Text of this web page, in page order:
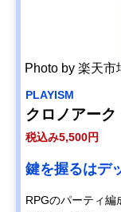
Photo by 楽天市
PLAYISM
クロノアー
税込み5,500円
鍵を握るはデ
RPGのパーティ編